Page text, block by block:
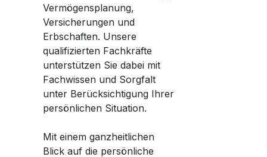
Vermögensplanung,
Versicherungen und
Erbschaften. Unsere
qualifizierten Fachkräfte
unterstützen Sie dabei mit
Fachwissen und Sorgfalt
unter Berücksichtigung Ihrer
persönlichen Situation.
Mit einem ganzheitlichen
Blick auf die persönliche